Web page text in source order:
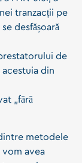
tranzacții pe
desfășoară
de
din
„fără
metodele
vom avea